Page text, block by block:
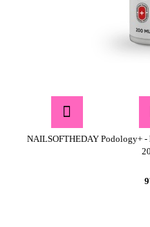
NAILSOFTHEDAY Podology+